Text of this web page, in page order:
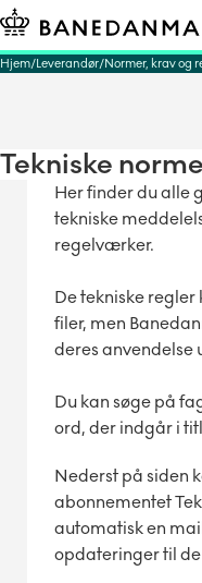
Hjem Leverandør Normer, krav og
Tekniske
Her finder du alle
tekniske
regelværker.
De tekniske
filer, men
deres anvendelse
Du kan søge på
ord, der indgår i
Nederst på siden
abonnementet
automatisk en
opdateringer til